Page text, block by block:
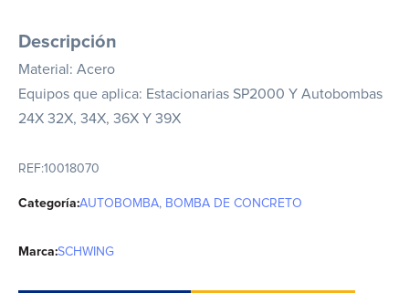
Descripción
Material: Acero
Equipos que aplica: Estacionarias SP2000 Y Autobombas
24X 32X, 34X, 36X Y 39X
REF:10018070
Categoría:AUTOBOMBA, BOMBA DE CONCRETO
Marca:SCHWING